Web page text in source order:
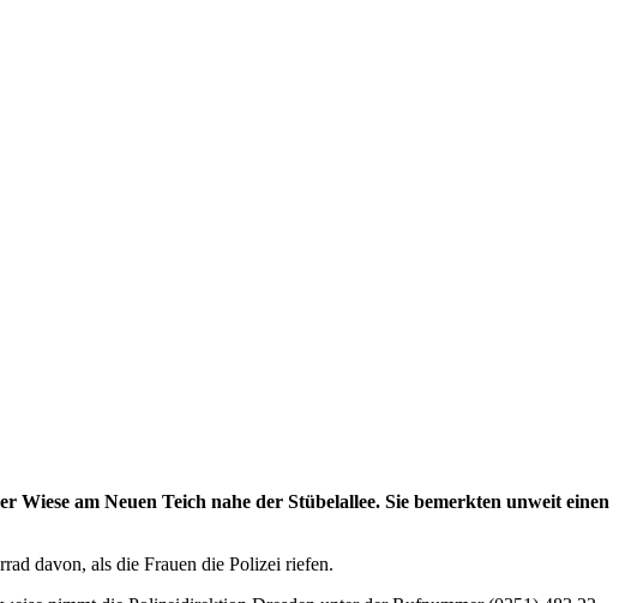
am Neuen Teich nahe der Stübelallee. Sie bemerkten unweit einen
davon, als die Frauen die Polizei riefen.